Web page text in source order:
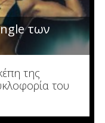
των
της
του